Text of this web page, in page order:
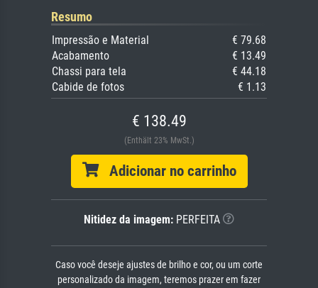
Resumo
Impressão e Material
€ 79.68
Acabamento
€ 13.49
Chassi para tela
€ 44.18
Cabide de fotos
€ 1.13
€ 138.49
(Enthält 23% MwSt.)
Adicionar no carrinho
Nitidez da imagem: PERFEITA
Caso você deseje ajustes de brilho e cor, ou um corte
personalizado da imagem, teremos prazer em fazer